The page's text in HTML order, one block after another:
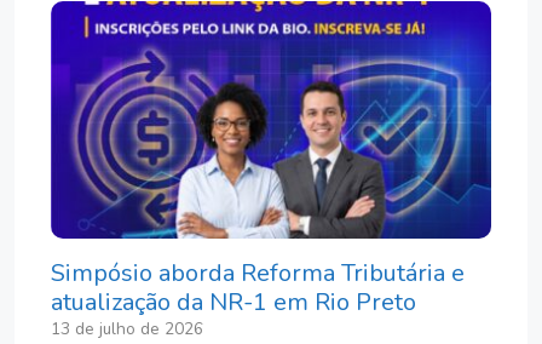
Simpósio aborda Reforma Tributária e
atualização da NR-1 em Rio Preto
13 de julho de 2026